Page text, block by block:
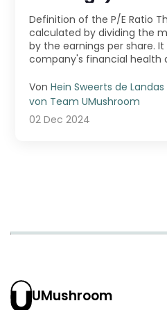
Definition of the P/E Ratio The P/E Ratio is
calculated by dividing the
by the earnings per share. It is a key
company's financial health
VonHein Sweerts de Landas
von Team UMushroom
02 Dec 2024
UMushroom